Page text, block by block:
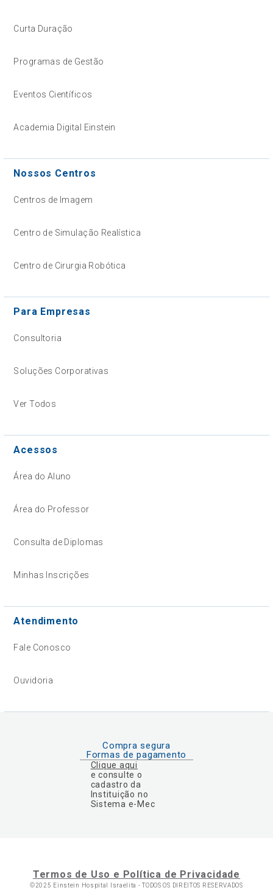
Curta Duração
Programas de Gestão
Eventos Científicos
Academia Digital Einstein
Nossos Centros
Centros de Imagem
Centro de Simulação Realística
Centro de Cirurgia Robótica
Para Empresas
Consultoria
Soluções Corporativas
Ver Todos
Acessos
Área do Aluno
Área do Professor
Consulta de Diplomas
Minhas Inscrições
Atendimento
Fale Conosco
Ouvidoria
Compra segura
Formas de pagamento
Clique aqui
e consulte o
cadastro da
Instituição no
Sistema e-Mec
Termos de Uso e Política de Privacidade
©2025 Einstein Hospital Israelita -TODOS OS DIREITOS RESERVADOS